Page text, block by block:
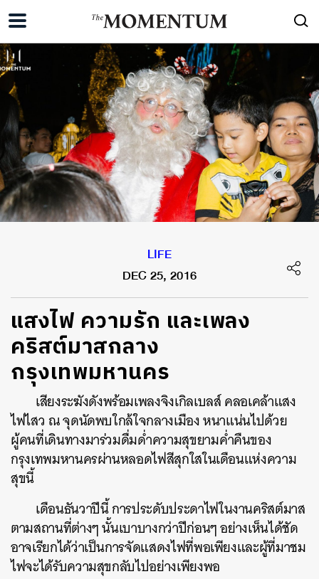
LIFE
DEC 25, 2016
แสงไฟ ความรัก และเพลง
คริสต์มาสกลาง
กรุงเทพมหานคร
เสียงระฆังดังพร้อมเพลงจิงเกิลเบลส์ คลอเคล้าแสง
ไฟไสว ณ จุดนัดพบใกล้ใจกลางเมือง หนาแน่นไปด้วย
ผู้คนที่เดินทางมาร่วมดื่มด่ำความสุขยามค่ำคืนของ
กรุงเทพมหานครผ่านหลอดไฟสีสุกใสในเดือนแห่งความ
สุขนี้
เดือนธันวาปีนี้ การประดับประดาไฟในงานคริสต์มาส
ตามสถานที่ต่างๆ นั้นเบาบางกว่าปีก่อนๆ อย่างเห็นได้ชัด
อาจเรียกได้ว่าเป็นการจัดแสดงไฟที่พอเพียงและผู้ที่มาชม
ไฟจะได้รับความสุขกลับไปอย่างเพียงพอ